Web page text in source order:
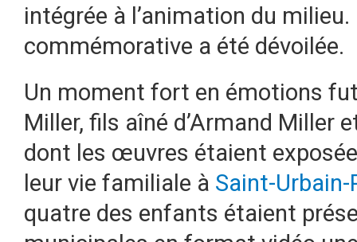
intégrée à l’animation du
commémorative a été dévoilée.
Un moment fort en émotions
Miller, fils aîné d’Armand Miller
dont les œuvres étaient
leur vie familiale à Saint-Urbain-
quatre des enfants étaient